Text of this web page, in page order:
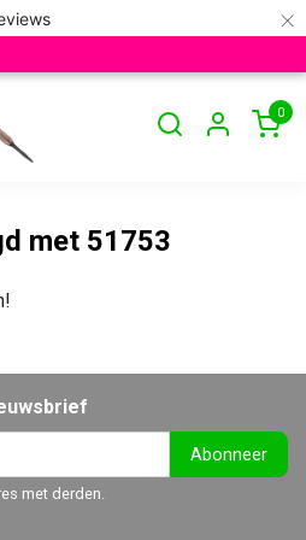
×
0
met 51753
Abonneer
met derden.